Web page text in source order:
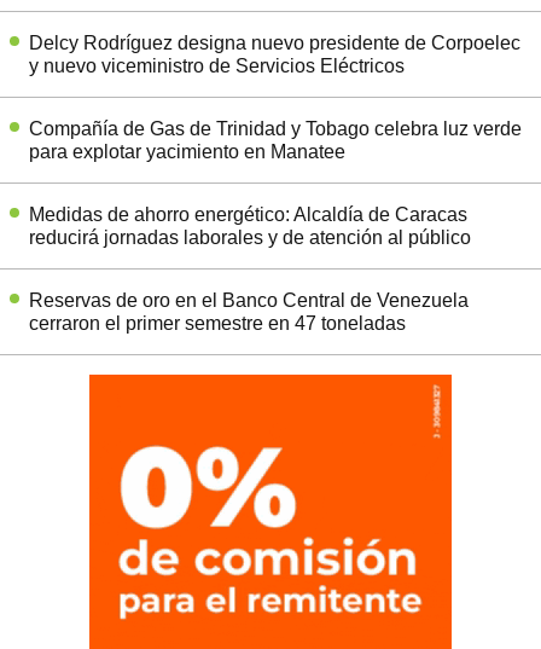
Delcy Rodríguez designa nuevo presidente de Corpoelec
y nuevo viceministro de Servicios Eléctricos
Compañía de Gas de Trinidad y Tobago celebra luz verde
para explotar yacimiento en Manatee
Medidas de ahorro energético: Alcaldía de Caracas
reducirá jornadas laborales y de atención al público
Reservas de oro en el Banco Central de Venezuela
cerraron el primer semestre en 47 toneladas